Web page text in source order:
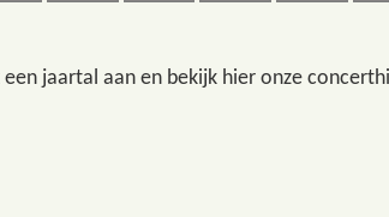
een jaartal aan en bekijk hier onze